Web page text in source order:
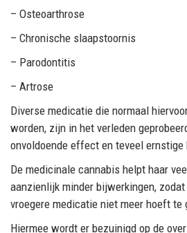
– Osteoarthrose
– Chronische slaapstoornis
– Parodontitis
– Artrose
Diverse medicatie die normaal
worden, zijn in het verleden
onvoldoende effect en teveel ernstige
De medicinale cannabis helpt haar
aanzienlijk minder bijwerkingen,
vroegere medicatie niet meer hoeft te
Hiermee wordt er bezuinigd op de